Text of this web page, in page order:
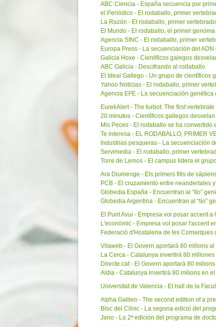
ABC Ciencia - España secuencia por
el Periódico - El rodaballo, primer
La Razón - El rodaballo, primer
El Mundo - El rodaballo, el primer
Agencia SINC - El rodaballo, primer
Europa Press - La secuenciación del
Galicia Hoxe - Científicos galegos
ABC Galicia - Descifrando al rodaballo
El Ideal Gallego - Un grupo de científicos
Yahoo Noticias - El rodaballo, primer
Agencia EFE - La secuenciación genética
EurekAlert - The turbot: The first
20 minutos - Científicos gallegos
Mis Peces - El rodaballo se ha
Te interesa - EL RODABALLO, PRIMER
Industrias pesqueras - La secuenciación
Servimedia - El rodaballo, primer
Torre de Lemos - El campus lidera el
Ara Diumenge - Els primers fills de
PCB - El cruzamiento entre neandertales
Globedia España - Encuentran al “tío”
Globedia Argentina - Encuentran al “tío”
El Punt Avui - Empresa vol posar accent
L'econòmic - Empresa vol posar l'accent
Federació d'Hostaleria de les
Vilaweb - El Govern aportarà 80 milions
La Cerca - Catalunya invertirá 80
Directe.cat - El Govern aportarà 80
Aldia - Catalunya invertirà 80 milions en
Universitat de Valencia - El hall de la
Alpha Galileo - The second edition of a
Bloc del Clínic - La segona edició del
Jano - La 2ª edición del programa de